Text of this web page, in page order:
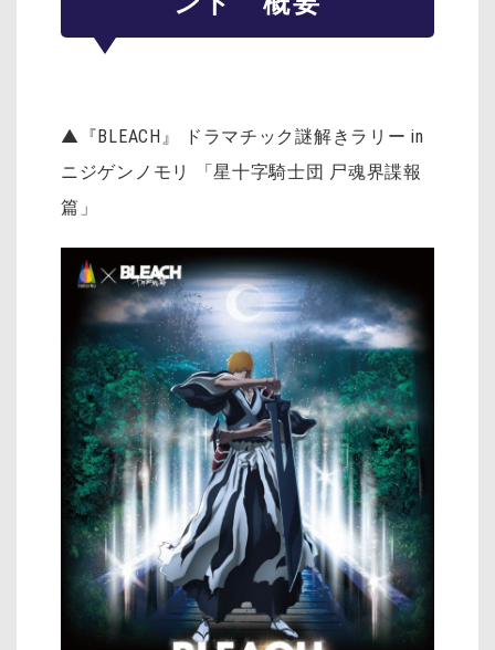
▲『BLEACH』 ドラマチック謎解きラリー in
ニジゲンノモリ 「星十字騎士団 尸魂界諜報
篇」